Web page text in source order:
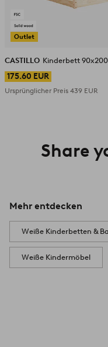
Outlet
CASTILLO Kinderbett
175.60 EUR
Ursprünglicher Preis 439 EUR
Share
Mehr entdecken
Weiße Kinderbetten &
Weiße Kindermöbel